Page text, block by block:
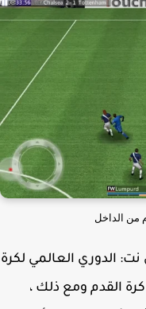
الداخل
قدم 2022 بدون نت: الدوري العالمي لكرة
ومع ذلك ،